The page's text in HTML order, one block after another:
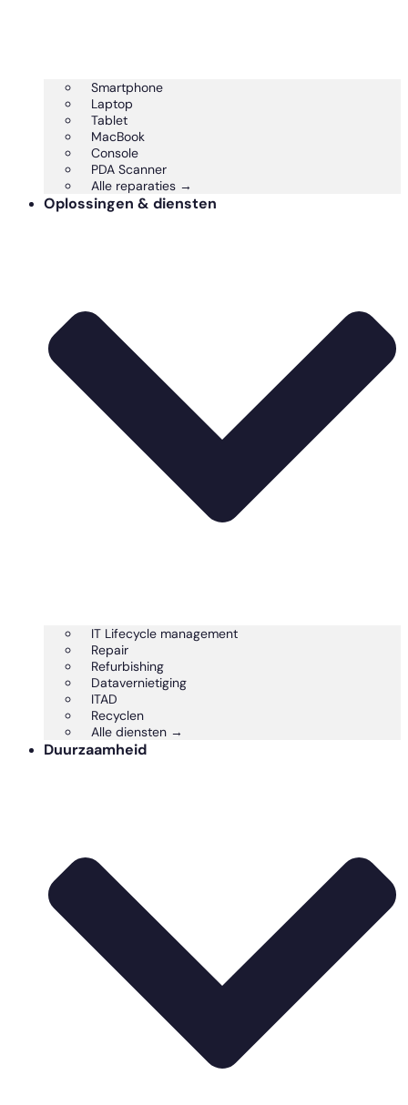
Smartphone
Laptop
Tablet
MacBook
Console
PDA Scanner
Alle reparaties →
Oplossingen & diensten
IT Lifecycle management
Repair
Refurbishing
Datavernietiging
ITAD
Recyclen
Alle diensten →
Duurzaamheid